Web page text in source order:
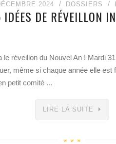
2024 DOSSIERS
IDÉES DE RÉVEILLON
réveillon du Nouvel An ! Mardi
même si chaque année elle est
petit comité ...
LIRE LA SUITE